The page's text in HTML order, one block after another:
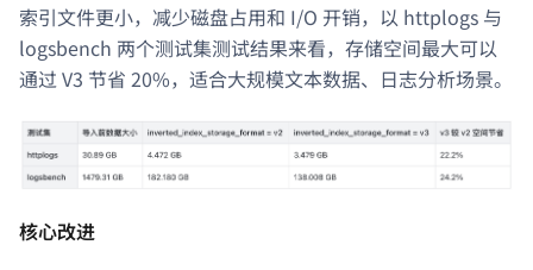
索引文件更小，减少磁盘占用和 I/O 开销，以 httplogs 与
logsbench 两个测试集测试结果来看，存储空间最大可以
通过 V3 节省 20%，适合大规模文本数据、日志分析场景。
核心改进